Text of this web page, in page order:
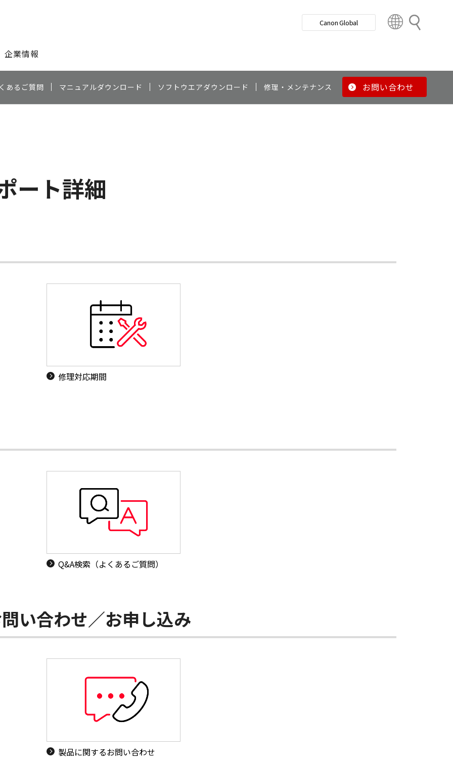
検
企業情報
Canon Global
t
y
あるご質問 マニュアルダウンロード ソフトウエアダウンロード 修理・メンテナンス お問い合わせ
ート詳細
修理対応期間
Q&A検索（よくあるご質問）
い合わせ／お申し込み
製品に関するお問い合わせ